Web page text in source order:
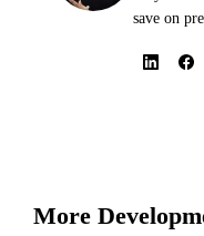
save on
More